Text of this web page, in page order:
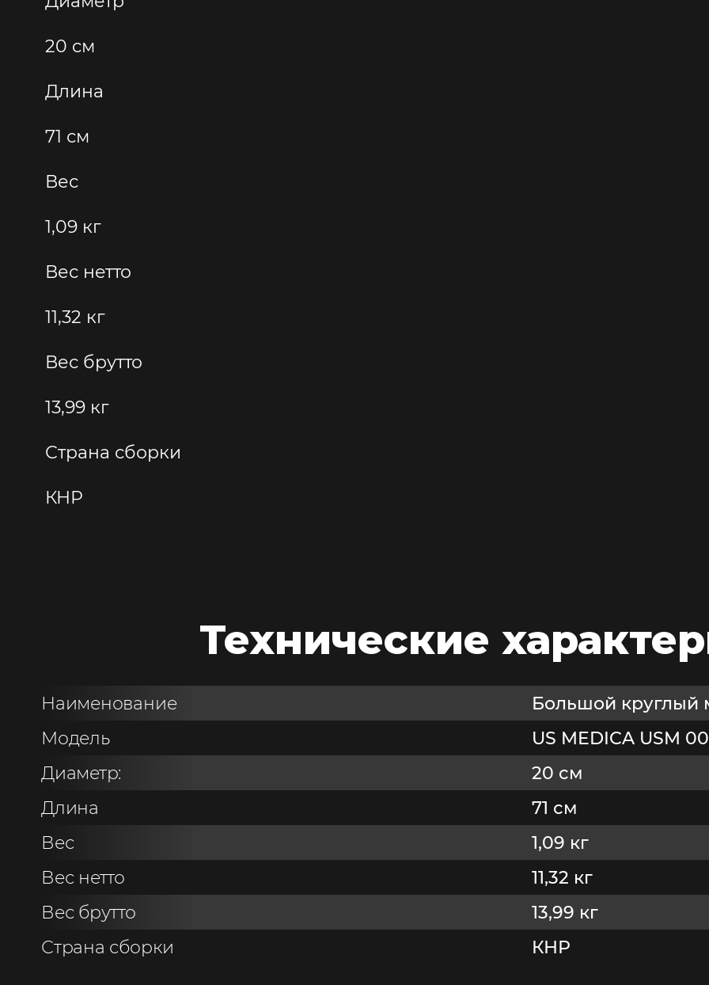
20 cм
Длина
71 см
Вес
1,09 кг
Вес нетто
11,32 кг
Вес брутто
13,99 кг
Страна сборки
КНР
Технические
Наименование
Большой круглый
Модель
US MEDICA USM
Диаметр:
20 cм
Длина
71 см
Вес
1,09 кг
Вес нетто
11,32 кг
Вес брутто
13,99 кг
Страна сборки
КНР